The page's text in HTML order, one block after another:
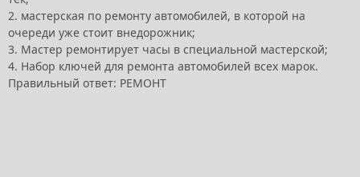
2. мастерская по ремонту автомобилей, в которой на
очереди уже стоит внедорожник;
3. Мастер ремонтирует часы в специальной мастерской;
4. Набор ключей для ремонта автомобилей всех марок.
Правильный ответ: РЕМОНТ